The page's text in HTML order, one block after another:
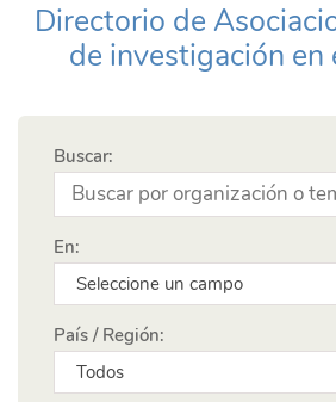
Directorio de
de investigación en
Buscar:
En:
País / Región: